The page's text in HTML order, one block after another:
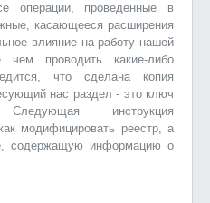
операции, проведенные в
касающееся расширения
влияние на работу нашей
проводить какие-либо
что сделана копия
нас раздел - это ключ
инструкция
модифицировать реестр, а
содержащую информацию о